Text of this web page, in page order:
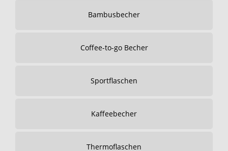
Bambusbecher
Coffee-to-go Becher
Sportflaschen
Kaffeebecher
Thermoflaschen